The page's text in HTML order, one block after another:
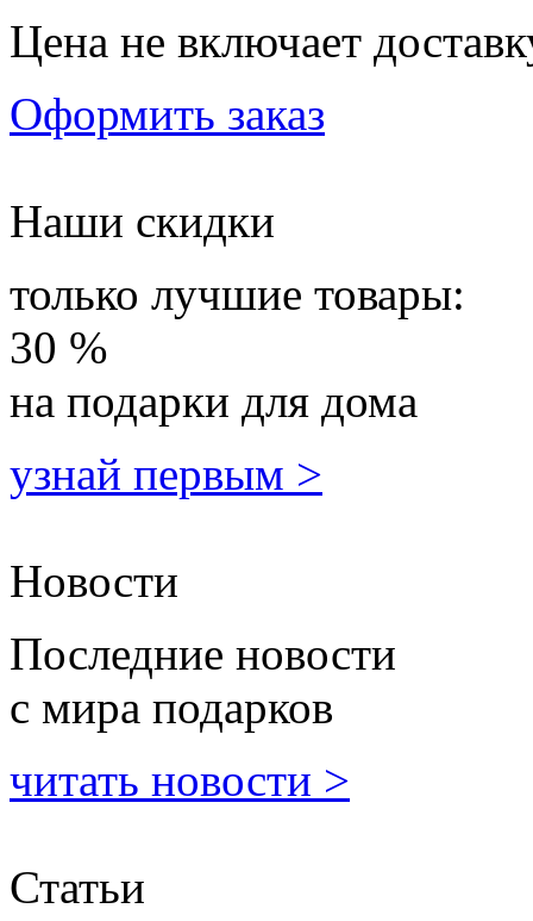
Цена не включает
Оформить заказ
Наши скидки
только лучшие товары:
30 %
на подарки для дома
узнай первым >
Новости
Последние новости
с мира подарков
читать новости >
Статьи